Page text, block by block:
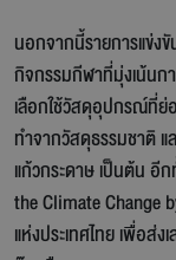
นอกจากนี้รายการแข่ง
กิจกรรมกีฬาที่มุ่งเน้นก
เลือกใช้วัสดุอุปกรณ์ที่ย่
ทำจากวัสดุธรรมชาติ แ
แก้วกระดาษ เป็นต้น อีก
the Climate Change
แห่งประเทศไทย เพื่อส่